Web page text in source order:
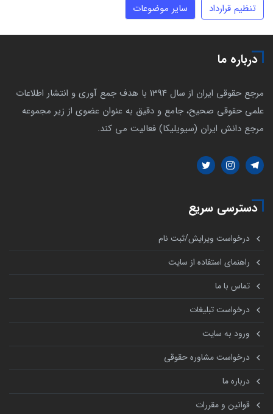
تنظیم قرارداد
سایر موضوعات
درباره ما
مرجع حقوقی ایران از سال 1394 با هدف جمع آوری و انتشار اطلاعات
علمی حقوقی صحیح، جامع و دقیق به عنوان عضوی از زیر مجموعه
مرجع دانش ایران (سیویلیکا) فعالیت می کند.
دسترسی سریع
درخواست ویرایش/ثبت نام
راهنمای استفاده از سایت
تماس با ما
درخواست تبلیغات
ورود به سایت
درخواست مشاوره حقوقی
درباره ما
قوانین و مقررات